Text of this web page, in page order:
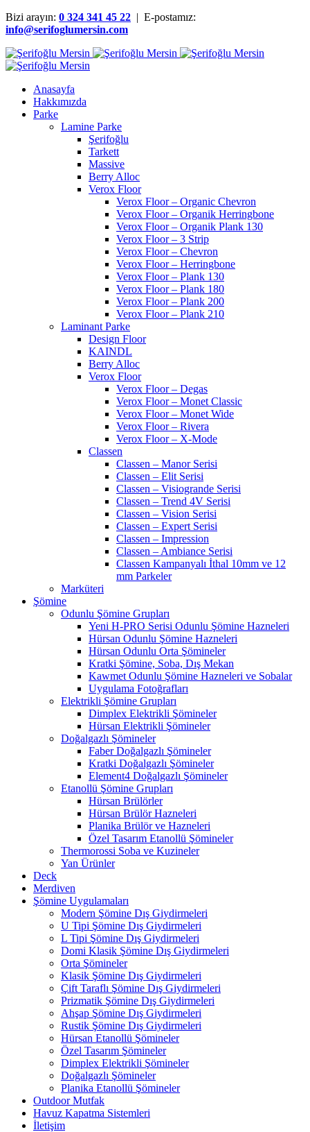
Bizi arayın: 0 324 341 45 22 | E-postamız:
info@serifoglumersin.com
Anasayfa
Hakkımızda
Parke
Lamine Parke
Şerifoğlu
Tarkett
Massive
Berry Alloc
Verox Floor
Verox Floor – Organic Chevron
Verox Floor – Organik Herringbone
Verox Floor – Organik Plank 130
Verox Floor – 3 Strip
Verox Floor – Chevron
Verox Floor – Herringbone
Verox Floor – Plank 130
Verox Floor – Plank 180
Verox Floor – Plank 200
Verox Floor – Plank 210
Laminant Parke
Design Floor
KAINDL
Berry Alloc
Verox Floor
Verox Floor – Degas
Verox Floor – Monet Classic
Verox Floor – Monet Wide
Verox Floor – Rivera
Verox Floor – X-Mode
Classen
Classen – Manor Serisi
Classen – Elit Serisi
Classen – Visiogrande Serisi
Classen – Trend 4V Serisi
Classen – Vision Serisi
Classen – Expert Serisi
Classen – Impression
Classen – Ambiance Serisi
Classen Kampanyalı İthal 10mm ve 12
mm Parkeler
Marküteri
Şömine
Odunlu Şömine Grupları
Yeni H-PRO Serisi Odunlu Şömine Hazneleri
Hürsan Odunlu Şömine Hazneleri
Hürsan Odunlu Orta Şömineler
Kratki Şömine, Soba, Dış Mekan
Kawmet Odunlu Şömine Hazneleri ve Sobalar
Uygulama Fotoğrafları
Elektrikli Şömine Grupları
Dimplex Elektrikli Şömineler
Hürsan Elektrikli Şömineler
Doğalgazlı Şömineler
Faber Doğalgazlı Şömineler
Kratki Doğalgazlı Şömineler
Element4 Doğalgazlı Şömineler
Etanollü Şömine Grupları
Hürsan Brülörler
Hürsan Brülör Hazneleri
Planika Brülör ve Hazneleri
Özel Tasarım Etanollü Şömineler
Thermorossi Soba ve Kuzineler
Yan Ürünler
Deck
Merdiven
Şömine Uygulamaları
Modern Şömine Dış Giydirmeleri
U Tipi Şömine Dış Giydirmeleri
L Tipi Şömine Dış Giydirmeleri
Domi Klasik Şömine Dış Giydirmeleri
Orta Şömineler
Klasik Şömine Dış Giydirmeleri
Çift Taraflı Şömine Dış Giydirmeleri
Prizmatik Şömine Dış Giydirmeleri
Ahşap Şömine Dış Giydirmeleri
Rustik Şömine Dış Giydirmeleri
Hürsan Etanollü Şömineler
Özel Tasarım Şömineler
Dimplex Elektrikli Şömineler
Doğalgazlı Şömineler
Planika Etanollü Şömineler
Outdoor Mutfak
Havuz Kapatma Sistemleri
İletişim